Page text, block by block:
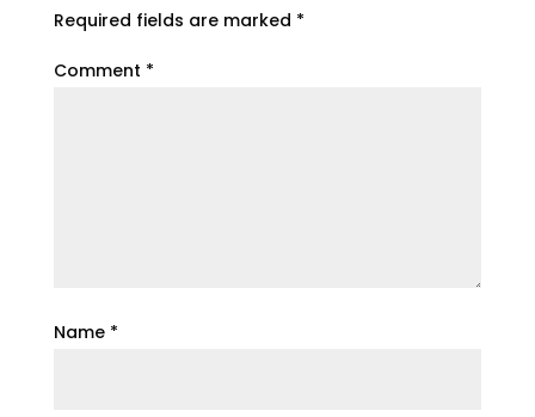
Required fields are marked *
Comment *
Name *